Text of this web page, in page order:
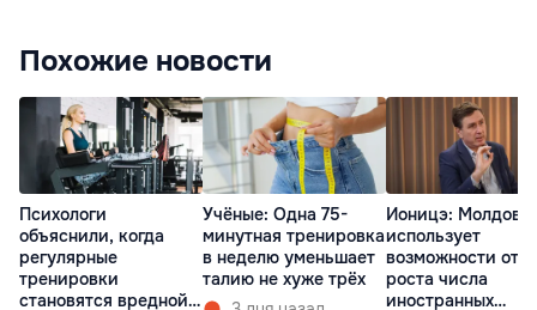
Похожие новости
Психологи
объяснили, когда
регулярные
тренировки
становятся вредной
Учёные: Одна 75-
минутная тренировка
в неделю уменьшает
талию не хуже трёх
Ионицэ: Молдова
использует
возможности от
роста числа
иностранных